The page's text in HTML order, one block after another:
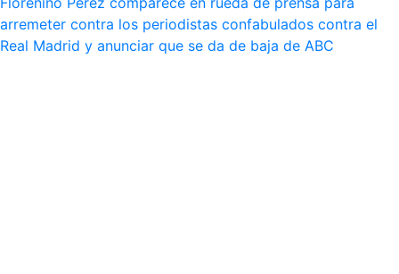
arremeter contra los periodistas confabulados contra el
Real Madrid y anunciar que se da de baja de ABC